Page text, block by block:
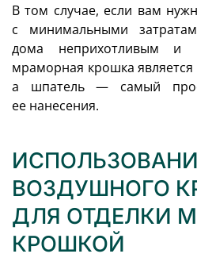
В том случае, если вам
с минимальными
дома неприхотливым и
мраморная крошка
а шпатель — самый
ее нанесения.
ВОЗДУШНОГО
ДЛЯ ОТДЕЛКИ
КРОШКОЙ